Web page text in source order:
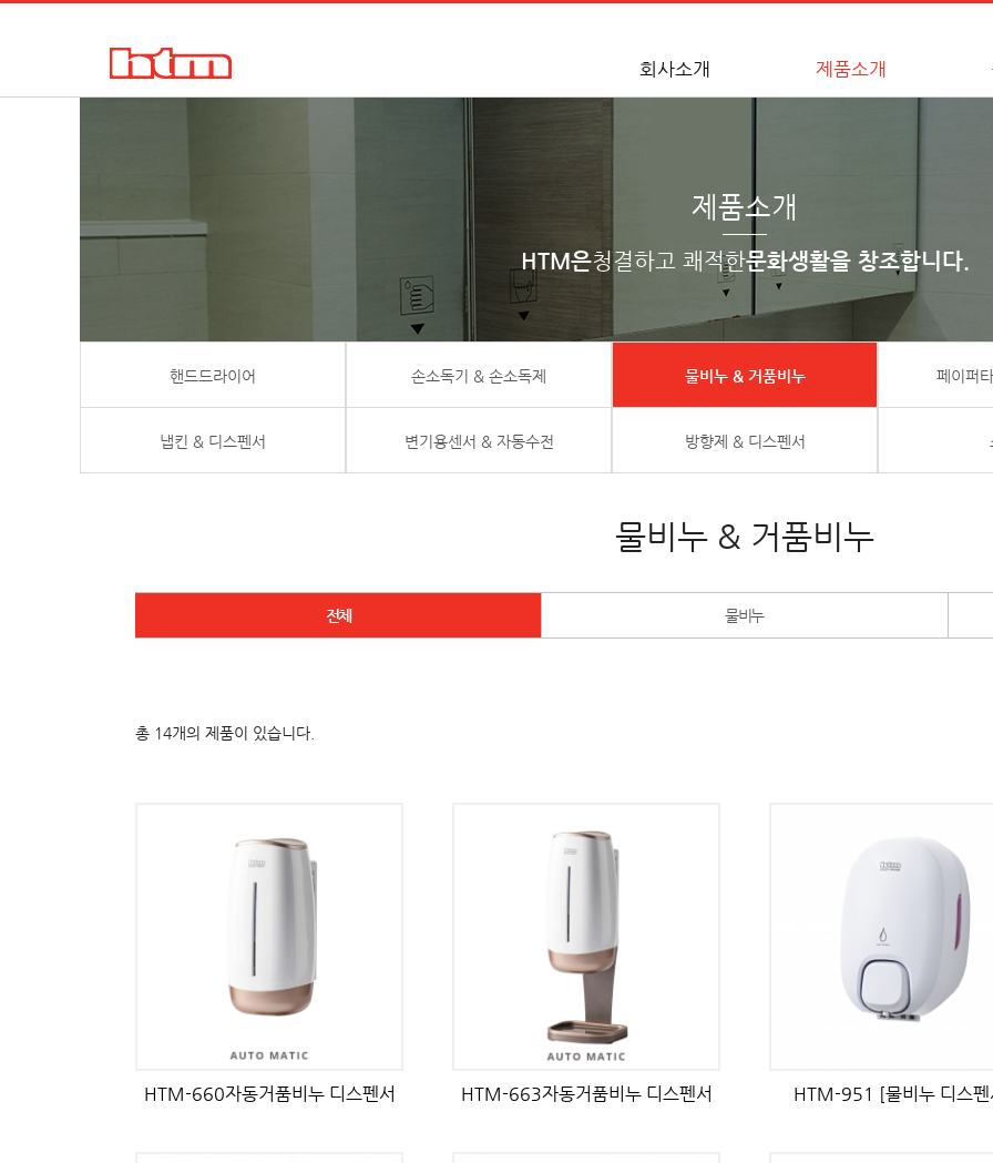
회사소개 제품소개
제품소개
HTM은청결하고 쾌적한문화생활을 창조합니다.
핸드드라이어 손소독기 & 손소독제 물비누 & 거품비누 페이퍼
냅킨 & 디스펜서 변기용센서 & 자동수전 방향제 & 디스펜서
물비누 & 거품비누
전체 물비누
총 14개의 제품이 있습니다.
HTM-660자동거품비누 디스펜서 HTM-663자동거품비누 디스펜서 HTM-951 [물비누 디스